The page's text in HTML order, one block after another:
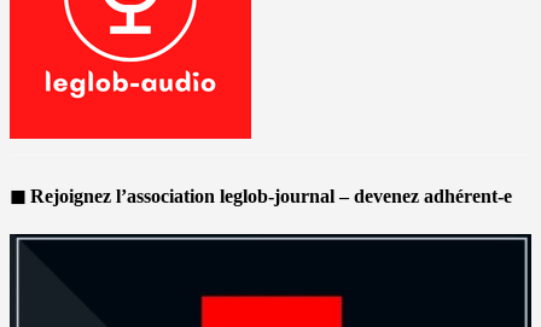
◼ Rejoignez l’association leglob-journal – devenez adhérent-e